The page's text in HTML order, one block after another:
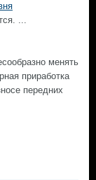
...
менять
приработка
передних